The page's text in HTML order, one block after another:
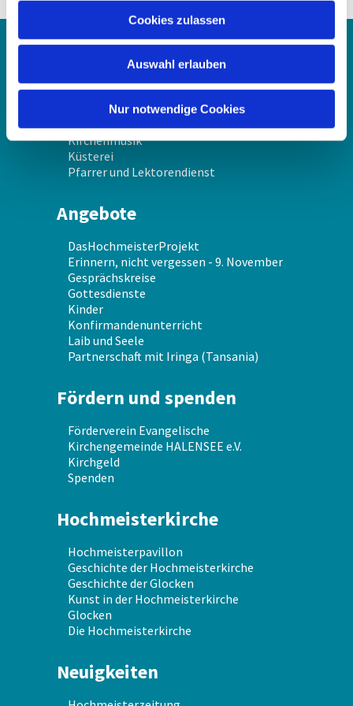
Cookies zulassen
Auswahl erlauben
Nur notwendige Cookies
Über uns
Gemeindekirchenrat
Gemeindeschwester
Jugendarbeit
Kirchenmusik
Küsterei
Pfarrer und Lektorendienst
Angebote
DasHochmeisterProjekt
Erinnern, nicht vergessen - 9. November
Gesprächskreise
Gottesdienste
Kinder
Konfirmandenunterricht
Laib und Seele
Partnerschaft mit Iringa (Tansania)
Fördern und spenden
Förderverein Evangelische
Kirchengemeinde HALENSEE e.V.
Kirchgeld
Spenden
Hochmeisterkirche
Hochmeisterpavillon
Geschichte der Hochmeisterkirche
Geschichte der Glocken
Kunst in der Hochmeisterkirche
Glocken
Die Hochmeisterkirche
Neuigkeiten